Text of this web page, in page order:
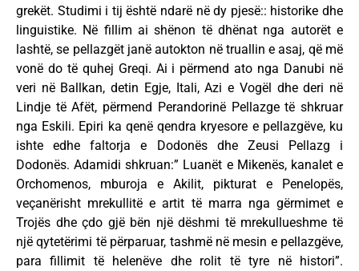
grekët. Studimi i tij është ndarë në dy pjesë:: historike dhe
linguistike. Në fillim ai shënon të dhënat nga autorët e
lashtë, se pellazgët janë autokton në truallin e asaj, që më
vonë do të quhej Greqi. Ai i përmend ato nga Danubi në
veri në Ballkan, detin Egje, Itali, Azi e Vogël dhe deri në
Lindje të Afët, përmend Perandorinë Pellazge të shkruar
nga Eskili. Epiri ka qenë qendra kryesore e pellazgëve, ku
ishte edhe faltorja e Dodonës dhe Zeusi Pellazg i
Dodonës. Adamidi shkruan:” Luanët e Mikenës, kanalet e
Orchomenos, mburoja e Akilit, pikturat e Penelopës,
veçanërisht mrekullitë e artit të marra nga gërmimet e
Trojës dhe çdo gjë bën një dëshmi të mrekullueshme të
një qytetërimi të përparuar, tashmë në mesin e pellazgëve,
para fillimit të helenëve dhe rolit të tyre në histori”.